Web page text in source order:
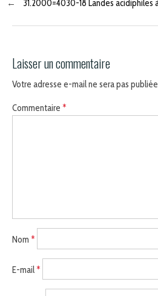
← 31.2000=4030-18 Landes
Laisser un commentaire
Votre adresse e-mail ne sera pas
Commentaire *
Nom *
E-mail*